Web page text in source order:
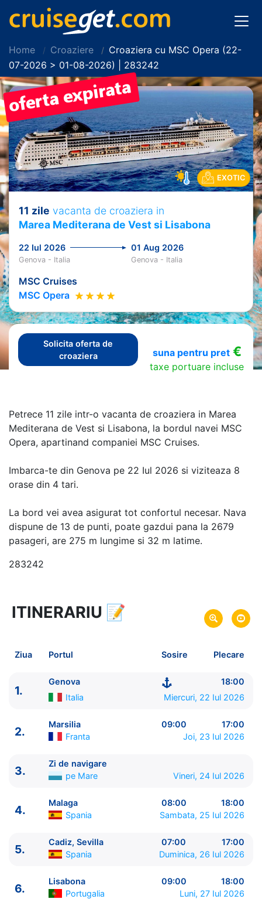
Home Croaziere
Croaziera cu MSC Opera (22-
07-2026 > 01-08-2026) | 283242
EXOTIC
11 zile vacanta de croaziera in
Marea Mediterana de Vest si Lisabona
22 Iul 2026 01 Aug 2026
Genova - Italia Genova - Italia
MSC Cruises
MSC Opera
Solicita oferta de
croaziera
suna pentru pret€
taxe portuare incluse
Petrece 11 zile intr-o vacanta de croaziera in Marea
Mediterana de Vest si Lisabona, la bordul navei MSC
Opera, apartinand companiei MSC Cruises.
Imbarca-te din Genova pe 22 Iul 2026 si viziteaza 8
orase din 4 tari.
La bord vei avea asigurat tot confortul necesar. Nava
dispune de 13 de punti, poate gazdui pana la 2679
pasageri, are 275 m lungime si 32 m latime.
283242
11 zile vacanta de croaziera in
Marea Mediterana de Vest si Lisabona -
link oferta
Plecare pe 22 Iul 2026 din Genova, Italia
MSC Cruises
ITINERARIU
----------------------------------------
1. Genova Italia ⚓ - 18:00
ITINERARIU 📝
Ziua Portul Sosire Plecare
1.
Genova
18:00
Italia
Miercuri, 22 Iul 2026
2.
Marsilia 09:00
17:00
Franta
Joi, 23 Iul 2026
3.
Zi de navigare
pe Mare
Vineri, 24 Iul 2026
4.
Malaga 08:00
18:00
Spania
Sambata, 25 Iul 2026
5.
Cadiz, Sevilla 07:00
17:00
Spania
Duminica, 26 Iul 2026
6.
Lisabona 09:00
18:00
Portugalia
Luni, 27 Iul 2026